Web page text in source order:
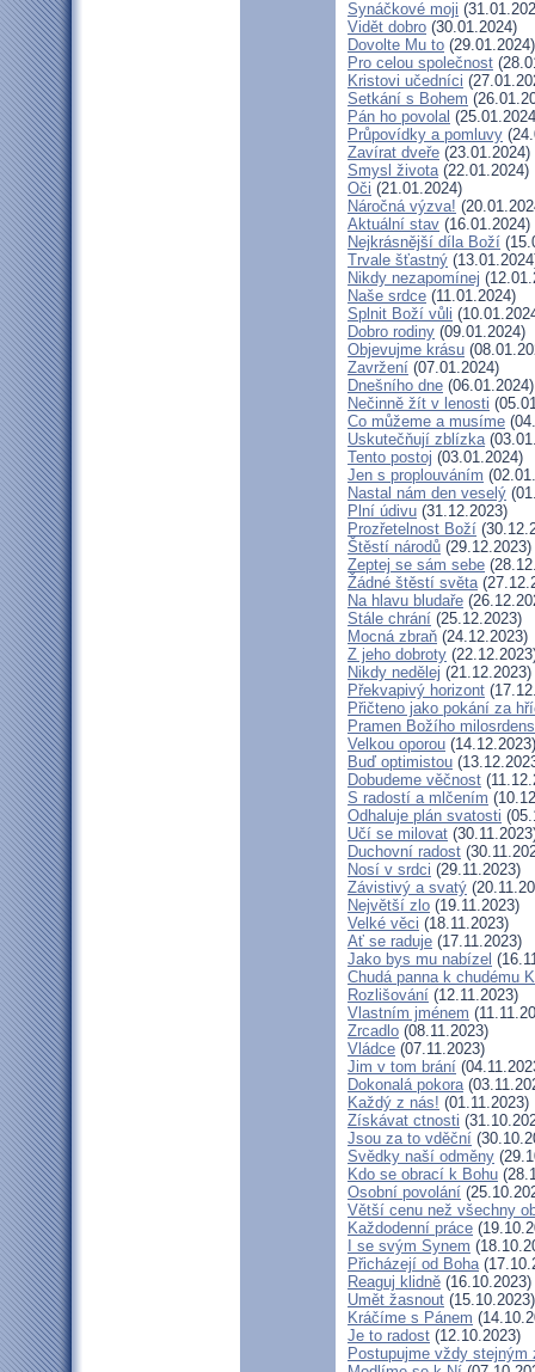
Synáčkové moji
Vidět dobro (30.01.2024)
Dovolte Mu to (29.01.2024)
Pro celou společnost
Kristovi učedníci
Setkání s Bohem
Pán ho povolal
Průpovídky a pomluvy
Zavírat dveře (23.01.2024)
Smysl života(22.01.2024)
Oči (21.01.2024)
Náročná výzva!
Aktuální stav (16.01.2024)
Nejkrásnější díla Boží
Trvale šťastný
Nikdy nezapomínej
Naše srdce (11.01.2024)
Splnit Boží vůli
Dobro rodiny (09.01.2024)
Objevujme krásu
Zavržení (07.01.2024)
Dnešního dne (06.01.2024)
Nečinně žít v lenosti
Co můžeme a musíme
Uskutečňují zblízka
Tento postoj (03.01.2024)
Jen s proplouváním
Nastal nám den veselý
Plní údivu (31.12.2023)
Prozřetelnost Boží
Štěstí národů (29.12.2023)
Zeptej se sám sebe
Žádné štěstí světa
Na hlavu bludaře
Stále chrání (25.12.2023)
Mocná zbraň (24.12.2023)
Z jeho dobroty
Nikdy nedělej (21.12.2023)
Překvapivý horizont
Přičteno jako pokání za
Pramen Božího
Velkou oporou (14.12.2023)
Buď optimistou
Dobudeme věčnost
S radostí a mlčením
Odhaluje plán svatosti
Učí se milovat
Duchovní radost
Nosí v srdci (29.11.2023)
Závistivý a svatý
Největší zlo (19.11.2023)
Velké věci (18.11.2023)
Ať se raduje (17.11.2023)
Jako bys mu nabízel
Chudá panna k chudému
Rozlišování (12.11.2023)
Vlastním jménem
Zrcadlo (08.11.2023)
Vládce (07.11.2023)
Jim v tom brání
Dokonalá pokora
Každý z nás! (01.11.2023)
Získávat ctnosti
Jsou za to vděční
Svědky naší odměny
Kdo se obrací k Bohu
Osobní povolání
Větší cenu než všechny
Každodenní práce
I se svým Synem
Přicházejí od Boha
Reaguj klidně (16.10.2023)
Umět žasnout (15.10.2023)
Kráčíme s Pánem
Je to radost (12.10.2023)
Postupujme vždy stejným